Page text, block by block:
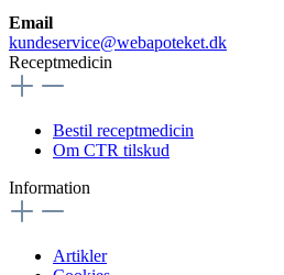
Email
kundeservice@webapoteket.dk
Receptmedicin
Bestil receptmedicin
Om CTR tilskud
Information
Artikler